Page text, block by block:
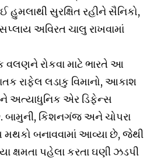
હુમલાથી સુરક્ષિત રહીને સૈનિકો,
અવિરત ચાલુ રાખવામાં
રોકવા માટે ભારતે આ
રાફેલ લડાકુ વિમાનો, આકાશ
અત્યાધુનિક એર ડિફેન્સ
બામુની, કિશનગંજ અને ચોપરા
મથકો બનાવવામાં આવ્યા છે, જેથી
ક્ષમતા પહેલા કરતા ઘણી ઝડપી